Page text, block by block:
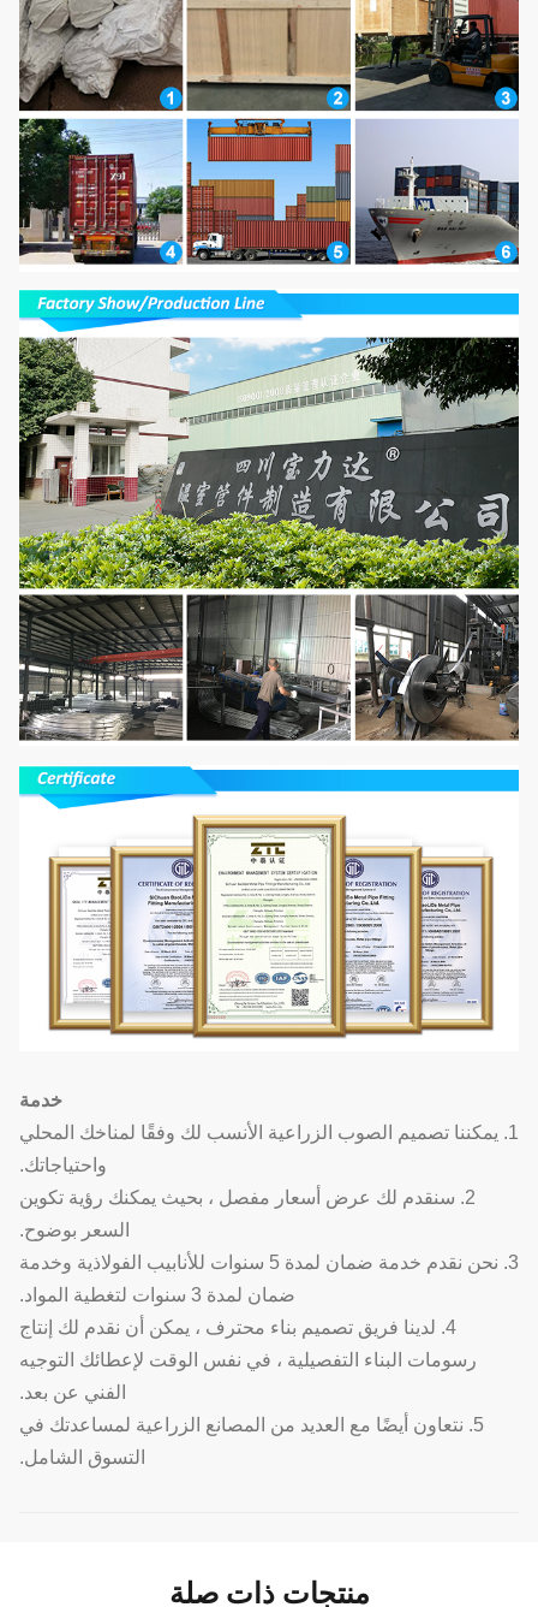
خدمة
1. يمكننا تصميم الصوب الزراعية الأنسب لك وفقًا لمناخك المحلي
واحتياجاتك.
2. سنقدم لك عرض أسعار مفصل ، بحيث يمكنك رؤية تكوين
السعر بوضوح.
3. نحن نقدم خدمة ضمان لمدة 5 سنوات للأنابيب الفولاذية وخدمة
ضمان لمدة 3 سنوات لتغطية المواد.
4. لدينا فريق تصميم بناء محترف ، يمكن أن نقدم لك إنتاج
رسومات البناء التفصيلية ، في نفس الوقت لإعطائك التوجيه
الفني عن بعد.
5. نتعاون أيضًا مع العديد من المصانع الزراعية لمساعدتك في
التسوق الشامل.
منتجات ذات صلة